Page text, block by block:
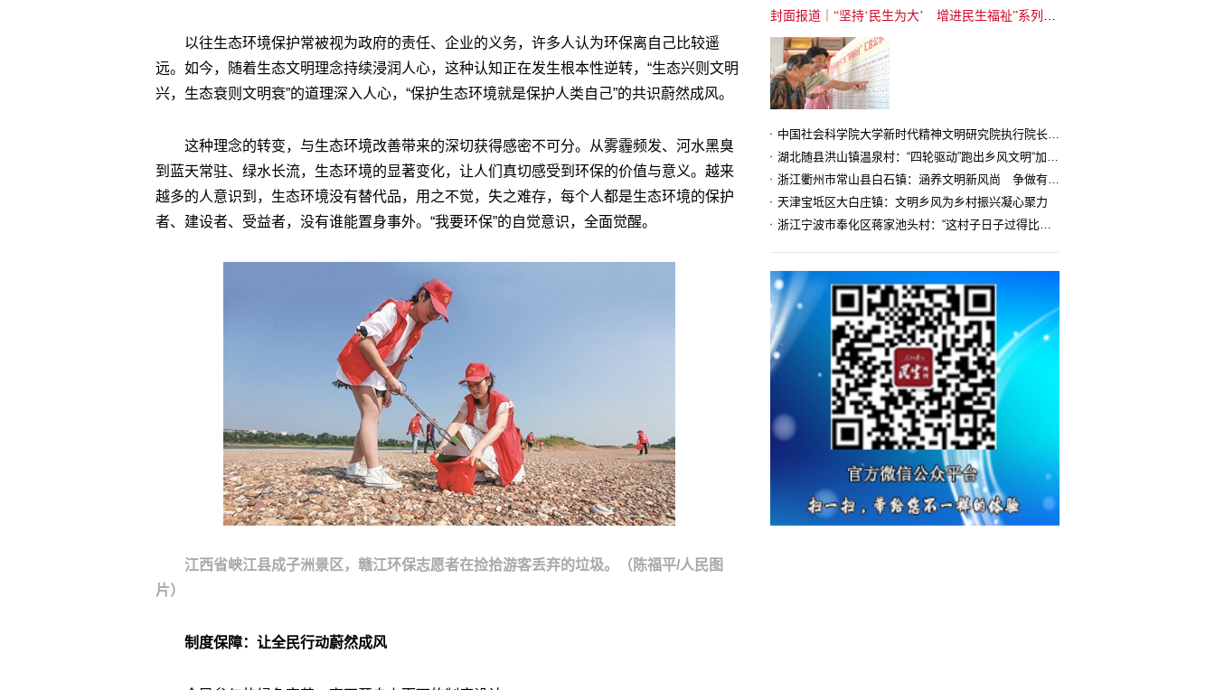
以往生态环境保护常被视为政府的责任、企业的义务，许多人认为环保离自己比较遥
远。如今，随着生态文明理念持续浸润人心，这种认知正在发生根本性逆转，“生态兴则文明
兴，生态衰则文明衰”的道理深入人心，“保护生态环境就是保护人类自己”的共识蔚然成风。
这种理念的转变，与生态环境改善带来的深切获得感密不可分。从雾霾频发、河水黑臭
到蓝天常驻、绿水长流，生态环境的显著变化，让人们真切感受到环保的价值与意义。越来
越多的人意识到，生态环境没有替代品，用之不觉，失之难存，每个人都是生态环境的保护
者、建设者、受益者，没有谁能置身事外。“我要环保”的自觉意识，全面觉醒。
江西省峡江县成子洲景区，赣江环保志愿者在捡拾游客丢弃的垃圾。（陈福平/人民图
片）
制度保障：让全民行动蔚然成风
中国社会科学院大学新时代精神文明研究院执行院长王维国：文明村镇创建为乡村注入持久发展动力
湖北随县洪山镇温泉村：“四轮驱动”跑出乡风文明“加速度”
浙江衢州市常山县白石镇：涵养文明新风尚 争做有礼白石人
天津宝坻区大白庄镇：文明乡风为乡村振兴凝心聚力
浙江宁波市奉化区蒋家池头村：“这村子日子过得比城里还舒心”